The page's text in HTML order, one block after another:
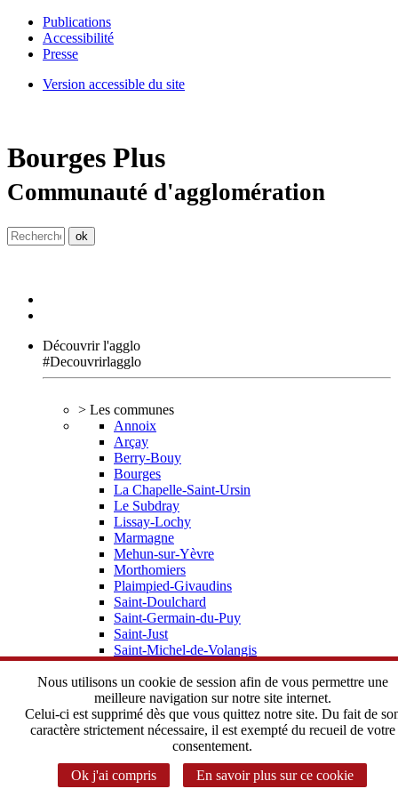
Publications
Accessibilité
Presse
Version accessible du site
Bourges Plus
Communauté d'agglomération
Découvrir l'agglo
#Decouvrirlagglo
> Les communes
Annoix
Arçay
Berry-Bouy
Bourges
La Chapelle-Saint-Ursin
Le Subdray
Lissay-Lochy
Marmagne
Mehun-sur-Yèvre
Morthomiers
Plaimpied-Givaudins
Saint-Doulchard
Saint-Germain-du-Puy
Saint-Just
Saint-Michel-de-Volangis
Trouy
Vorly
> Elus, statuts
Depuis 2002 une histoire commune
Le Bureau Communautaire
Le Conseil Communautaire
Les statuts de l'Agglomération
> Instances Communautaires
Nous utilisons un cookie de session afin de vous permettre une
meilleure navigation sur notre site internet.
Celui-ci est supprimé dès que vous quittez notre site. Du fait de
caractère strictement nécessaire, il est exempté du recueil de votre
consentement.
Ok j'ai compris
En savoir plus sur ce cookie